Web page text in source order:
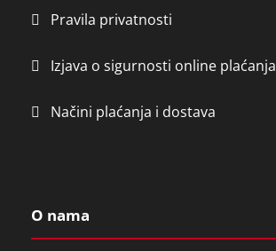
e
t
Pravila privatnosti
Izjava o sigurnosti online plaćanja
Načini plaćanja i dostava
O nama